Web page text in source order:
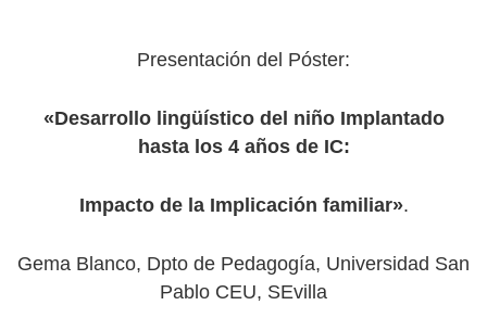
Presentación del Póster:
«Desarrollo lingüístico del niño Implantado
hasta los 4 años de IC:
Impacto de la Implicación familiar».
Gema Blanco, Dpto de Pedagogía, Universidad San
Pablo CEU, SEvilla